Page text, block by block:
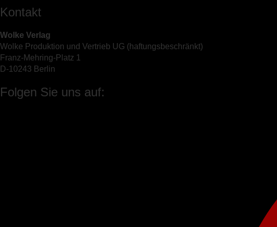
Kontakt
Wolke Verlag
Wolke Produktion und Vertrieb UG (haftungsbeschränkt)
Franz-Mehring-Platz 1
D-10243 Berlin
Folgen Sie uns auf: